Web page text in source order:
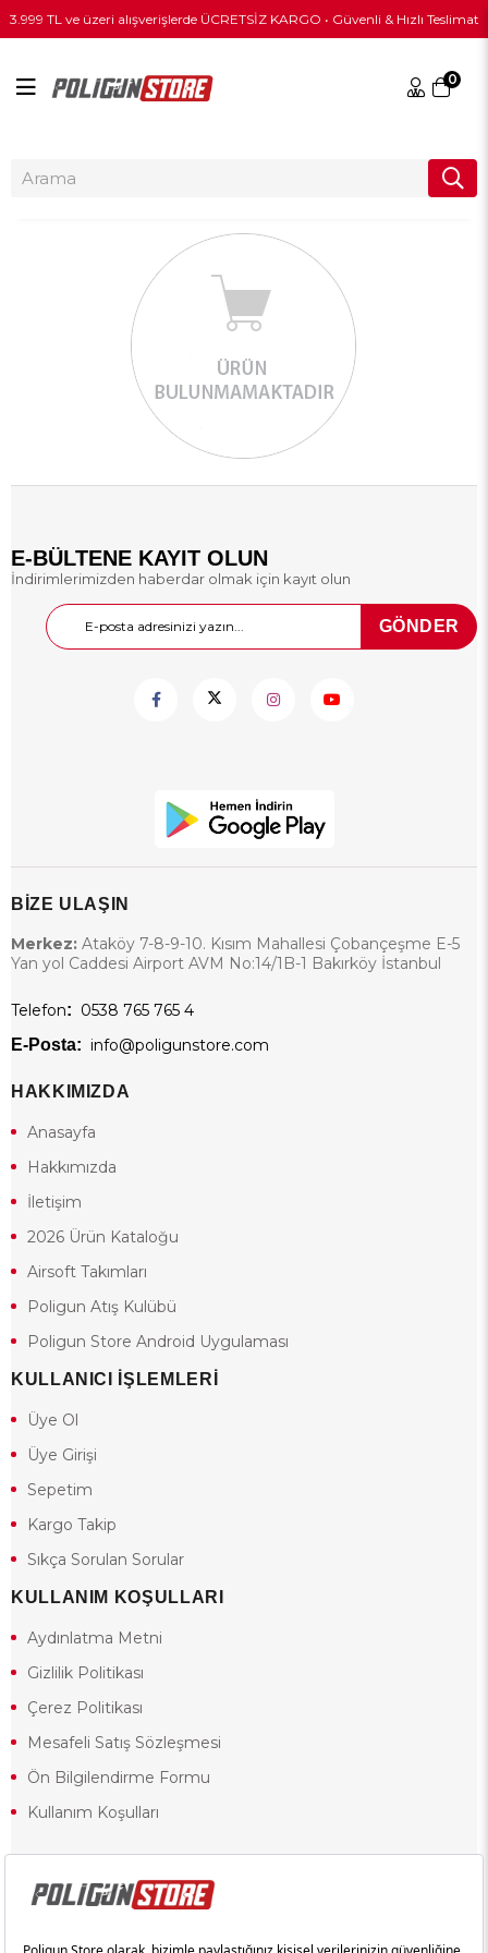
3.999 TL ve üzeri alışverişlerde ÜCRETSİZ KARGO • Güvenli & Hızlı Teslimat
0
E-BÜLTENE KAYIT OLUN
İndirimlerimizden haberdar olmak için kayıt olun
GÖNDER
BİZE ULAŞIN
Merkez: Ataköy 7-8-9-10. Kısım Mahallesi Çobançeşme E-5
Yan yol Caddesi Airport AVM No:14/1B-1 Bakırköy İstanbul
Telefon: 0538 765 765 4
E-Posta: info@poligunstore.com
HAKKIMIZDA
Anasayfa
Hakkımızda
İletişim
2026 Ürün Kataloğu
Airsoft Takımları
Poligun Atış Kulübü
Poligun Store Android Uygulaması
KULLANICI İŞLEMLERİ
Üye Ol
Üye Girişi
Sepetim
Kargo Takip
Sıkça Sorulan Sorular
KULLANIM KOŞULLARI
Aydınlatma Metni
Gizlilik Politikası
Çerez Politikası
Mesafeli Satış Sözleşmesi
Ön Bilgilendirme Formu
Kullanım Koşulları
18 yaşından küçük olduğunuz halde siteye girerseniz ve mesafeli satış
kısıtlamalardan dolayı oluşabilecek herhangi bir durumda doğacak yasal
sorumluluk ve yükümlülükler tamamen tarafınıza ait olacak ve cezai
Yasa gereği 18 yaşından küçük olanların sitemizi görüntülemesi ve